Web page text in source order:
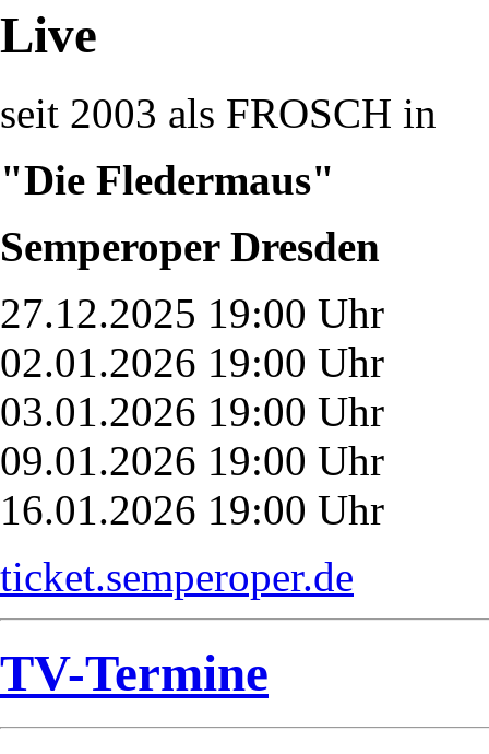
Live
seit 2003 als FROSCH in
"Die Fledermaus"
Semperoper Dresden
27.12.2025 19:00 Uhr
02.01.2026 19:00 Uhr
03.01.2026 19:00 Uhr
09.01.2026 19:00 Uhr
16.01.2026 19:00 Uhr
ticket.semperoper.de
TV-Termine